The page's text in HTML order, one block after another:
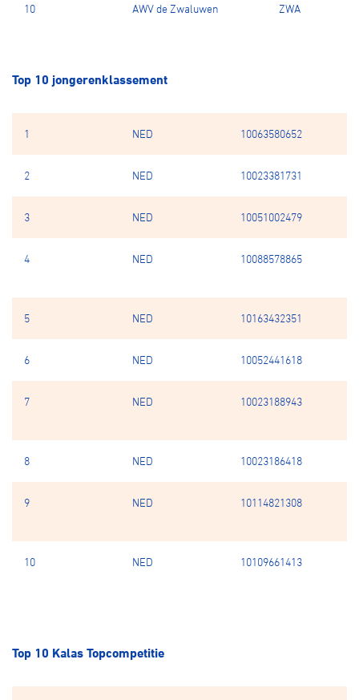
10 AWV de Zwaluwen ZWA
Top 10 jongerenklassement
1 NED 10063580652
2 NED 10023381731
3 NED 10051002479
4 NED 10088578865
5 NED 10163432351
6 NED 10052441618
7 NED 10023188943
8 NED 10023186418
9 NED 10114821308
10 NED 10109661413
Top 10 Kalas Topcompetitie